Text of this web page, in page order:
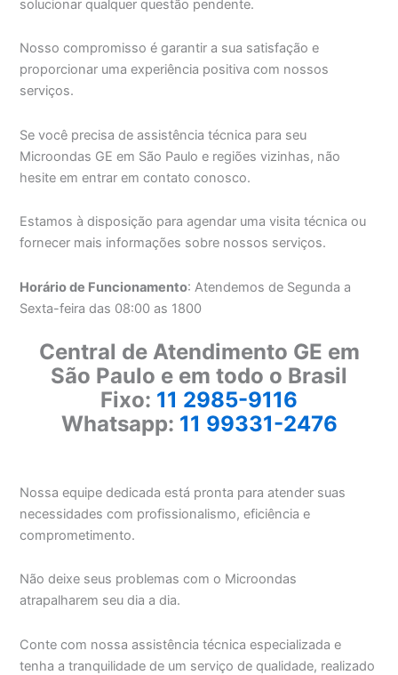
solucionar qualquer questão pendente.
Nosso compromisso é garantir a sua satisfação e
proporcionar uma experiência positiva com nossos
serviços.
Se você precisa de assistência técnica para seu
Microondas GE em São Paulo e regiões vizinhas, não
hesite em entrar em contato conosco.
Estamos à disposição para agendar uma visita técnica ou
fornecer mais informações sobre nossos serviços.
Horário de Funcionamento: Atendemos de Segunda a
Sexta-feira das 08:00 as 1800
Central de Atendimento GE em
São Paulo e em todo o Brasil
Fixo: 11 2985-9116
Whatsapp: 11 99331-2476
Nossa equipe dedicada está pronta para atender suas
necessidades com profissionalismo, eficiência e
comprometimento.
Não deixe seus problemas com o Microondas
atrapalharem seu dia a dia.
Conte com nossa assistência técnica especializada e
tenha a tranquilidade de um serviço de qualidade, realizado